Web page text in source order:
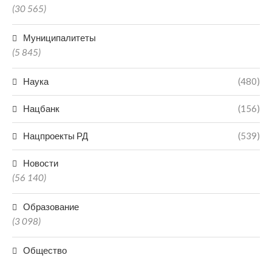
(30 565)
Муниципалитеты
(5 845)
Наука (480)
Нацбанк (156)
Нацпроекты РД (539)
Новости
(56 140)
Образование
(3 098)
Общество